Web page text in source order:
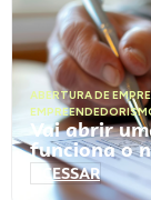
ABERTURA DE
Vai abrir
funciona o
ACESSAR